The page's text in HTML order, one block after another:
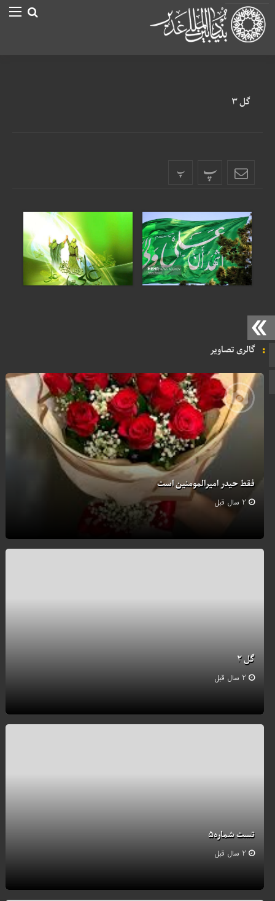
صفحه نخست
گل ۳
پ پ
گالری تصاویر
فقط حیدر امیرالمومنین است
2 سال قبل
گل ۲
2 سال قبل
تست شماره۵
2 سال قبل